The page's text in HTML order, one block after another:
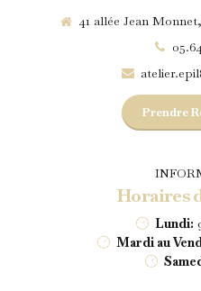
41 allée Jean
Prendre
Horaires
Lundi:
Mardi au